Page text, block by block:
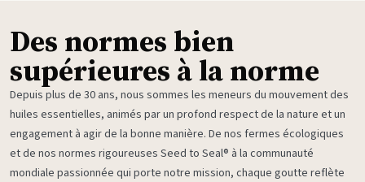
Des normes bien
supérieures à la norme
Depuis plus de 30 ans, nous sommes les meneurs du mouvement des
huiles essentielles, animés par un profond respect de la nature et un
engagement à agir de la bonne manière. De nos fermes écologiques
et de nos normes rigoureuses Seed to Seal® à la communauté
mondiale passionnée qui porte notre mission, chaque goutte reflète